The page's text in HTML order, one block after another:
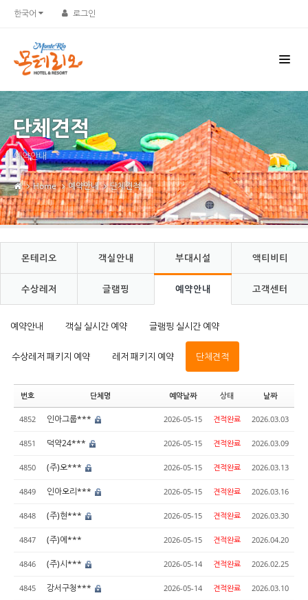
한국어 로그인
단체견적
예약안내
Home 예약안내 단체견적
몬테리오 객실안내 부대시설 액티비티
수상레저 글램핑 예약안내 고객센터
예약안내 객실 실시간 예약 글램핑 실시간 예약
수상레저 패키지 예약 레저 패키지 예약 단체견적
번호 단체명 예약날짜 상태 날짜
4852 인아그룹*** 2026-05-15 견적완료 2026.03.03
4851 덕약24*** 2026-05-15 견적완료 2026.03.09
4850 (주)오*** 2026-05-15 견적완료 2026.03.13
4849 인아오리*** 2026-05-15 견적완료 2026.03.16
4848 (주)현*** 2026-05-15 견적완료 2026.03.30
4847 (주)에*** 2026-05-15 견적완료 2026.04.20
4846 (주)시*** 2026-05-14 견적완료 2026.02.25
4845 강서구청*** 2026-05-14 견적완료 2026.03.10
Sketchbook5, 스케치북5